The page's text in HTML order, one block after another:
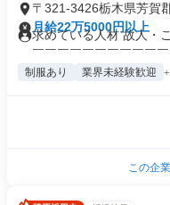
〒321-3426栃木県芳賀
月給22万5000円以上
求めている人材 故人・
￣￣￣￣￣￣￣￣￣￣￣
制服あり 業界未経験歓迎
この企